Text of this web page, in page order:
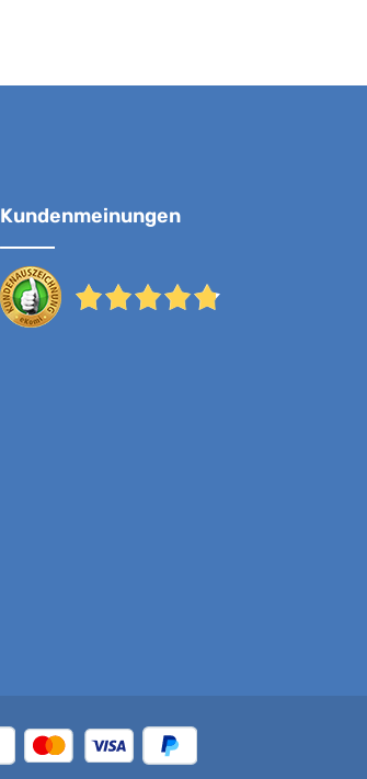
Kundenmeinungen